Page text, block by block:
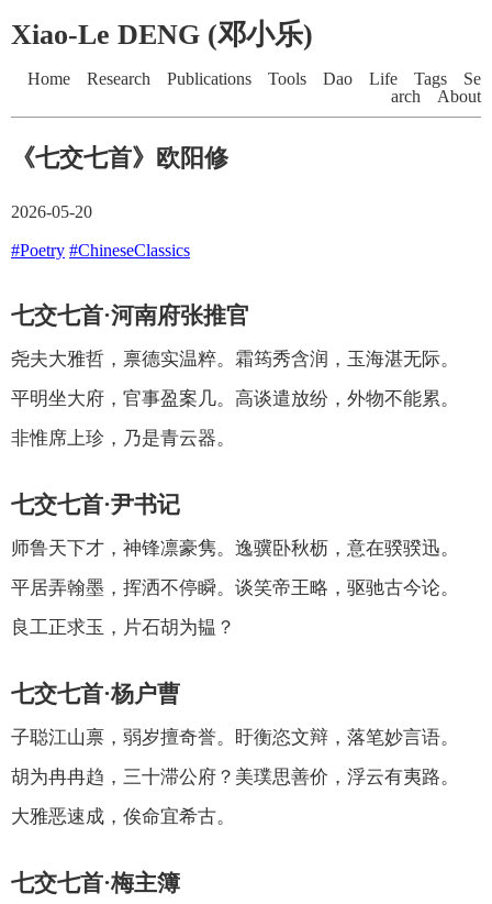
Xiao-Le DENG (邓小乐)
Home Research Publications Tools Dao Life Tags
Se
arch
About
《七交七首》欧阳修
2026-05-20
#Poetry #ChineseClassics
七交七首·河南府张推官
尧夫大雅哲，禀德实温粹。霜筠秀含润，玉海湛无际。
平明坐大府，官事盈案几。高谈遣放纷，外物不能累。
非惟席上珍，乃是青云器。
七交七首·尹书记
师鲁天下才，神锋凛豪隽。逸骥卧秋枥，意在骙骙迅。
平居弄翰墨，挥洒不停瞬。谈笑帝王略，驱驰古今论。
良工正求玉，片石胡为韫？
七交七首·杨户曹
子聪江山禀，弱岁擅奇誉。盱衡恣文辩，落笔妙言语。
胡为冉冉趋，三十滞公府？美璞思善价，浮云有夷路。
大雅恶速成，俟命宜希古。
七交七首·梅主簿